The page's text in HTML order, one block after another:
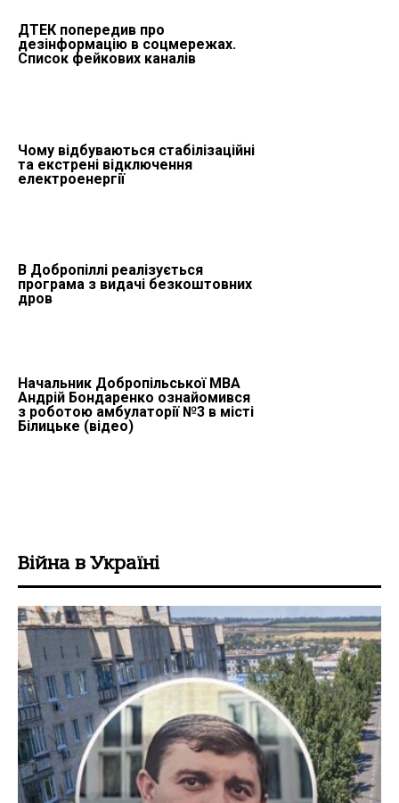
ДТЕК попередив про
дезінформацію в соцмережах.
Список фейкових каналів
Чому відбуваються стабілізаційні
та екстрені відключення
електроенергії
В Добропіллі реалізується
програма з видачі безкоштовних
дров
Начальник Добропільської МВА
Андрій Бондаренко ознайомився
з роботою амбулаторії №3 в місті
Білицьке (відео)
Війна в Україні